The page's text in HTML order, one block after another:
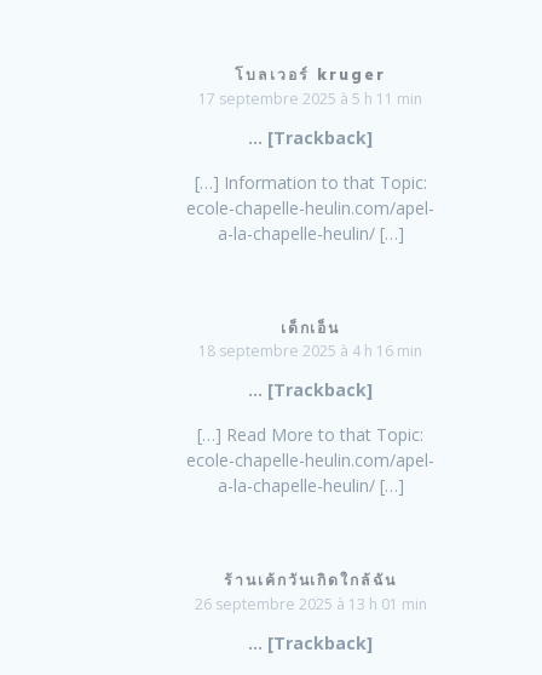
โบลเวอร์ kruger
17 septembre 2025 à 5 h 11 min
… [Trackback]
[…] Information to that Topic:
ecole-chapelle-heulin.com/apel-
a-la-chapelle-heulin/ […]
เด็กเอ็น
18 septembre 2025 à 4 h 16 min
… [Trackback]
[…] Read More to that Topic:
ecole-chapelle-heulin.com/apel-
a-la-chapelle-heulin/ […]
ร้านเค้กวันเกิดใกล้ฉัน
26 septembre 2025 à 13 h 01 min
… [Trackback]